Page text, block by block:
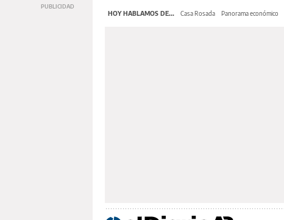
HOY HABLAMOS DE... Casa Rosada Panorama económico